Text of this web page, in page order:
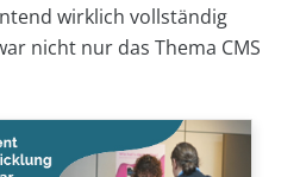
wirklich vollständig
nicht nur das Thema CMS